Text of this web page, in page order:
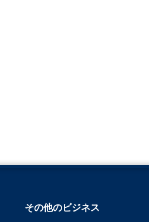
その他のビジネス